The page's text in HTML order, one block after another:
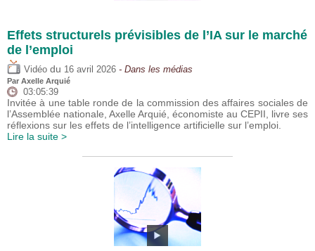
Effets structurels prévisibles de l’IA sur le marché
de l’emploi
Vidéo du 16 avril 2026 - Dans les médias
Par Axelle Arquié
03:05:39
Invitée à une table ronde de la commission des affaires sociales de
l’Assemblée nationale, Axelle Arquié, économiste au CEPII, livre ses
réflexions sur les effets de l’intelligence artificielle sur l’emploi.
Lire la suite >